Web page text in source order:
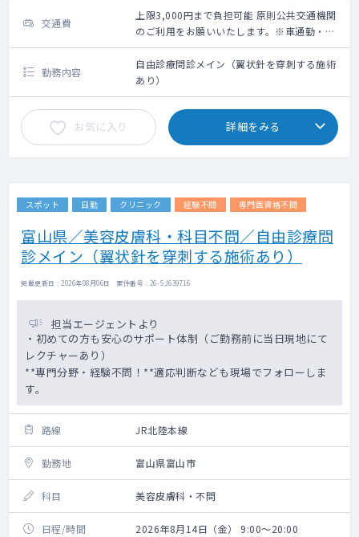
交通費
上限3,000円まで負担可能 原則公共交通機関
のご利用をお願いいたします。※車通勤・タ
クシー利用要相談
勤務内容
自由診療問診メイン（翼状針を穿刺する施術
あり）
お気に入り 詳細をみる
スポット 日勤 クリニック 経験不問 専門医資格不問
富山県／美容皮膚科・科目不問／自由診療問
診メイン（翼状針を穿刺する施術あり）
掲載更新日 : 2026年08月06日 案件番号 : 26-SJ639716
担当エージェントより
・初めての方も安心のサポート体制（ご勤務前に当日現地にて
レクチャーあり）
**専門分野・経験不問！**適応判断なども現場でフォローしま
す。
路線 JR北陸本線
勤務地 富山県富山市
科目 美容皮膚科・不問
日程/時間 2026年8月14日（金） 9:00～20:00